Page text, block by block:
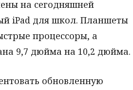
на сегодняшней
iPad для школ. Планшеты
процессоры, а
9,7 дюйма на 10,2 дюйма.
обновленную